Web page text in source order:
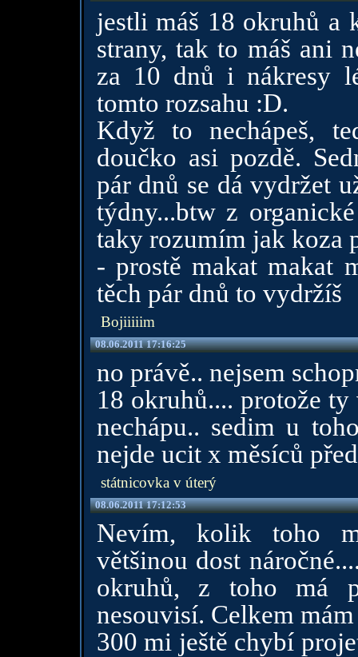
jestli máš 18 okruhů a
strany, tak to máš ani
za 10 dnů i nákresy
tomto rozsahu :D.
Když to nechápeš,
doučko asi pozdě.
pár dnů se dá vydržet
týdny...btw z
taky rozumím jak koza
- prostě makat makat
těch pár dnů to vydržíš
Bojiiiiim
08.06.2011 17:16:25
no právě.. nejsem
18 okruhů.... protože
nechápu.. sedim u
nejde ucit x měsíců
státnicovka v úterý
08.06.2011 17:12:53
Nevím, kolik toho
většinou dost
okruhů, z toho má
nesouvisí. Celkem
300 mi ještě chybí